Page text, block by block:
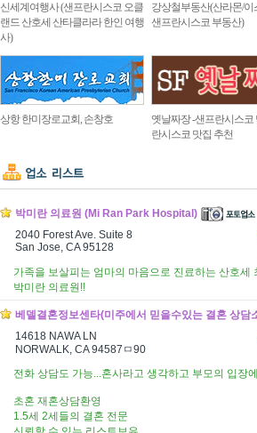
신세계여행사 (샌프란시스코 오클
랜드 산호세 산타클라라 한인 여행
사)
강상철부동산(산라몬/이
샌프란시스코 부동산)
상항 한미장로교회, 손창호
옛날짜장 -샌프란시스코
란시스코 맛집 추천
박미란 의료원 (Mi Ran Park Hospital)
2040 Forest Ave. Suite 8
San Jose, CA 95128
가족을 보살피는 엄마의 마음으로 진료하는 산호세
박미란 의료원!!
베델결혼정보센타(미주에서 믿을수있는 결혼 상
14618 NAWA LN
NORWALK, CA 94587ㅁ90
전화 상담도 가능...혼사라고 생각하고 부모의 입장
초혼 재혼상담환영
1.5세 2세들의 결혼 전문